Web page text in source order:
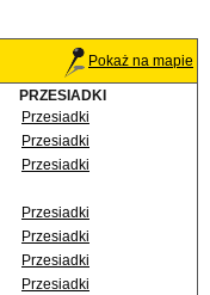
Pokaż na mapie
PRZESIADKI
Przesiadki
Przesiadki
Przesiadki
Przesiadki
Przesiadki
Przesiadki
Przesiadki